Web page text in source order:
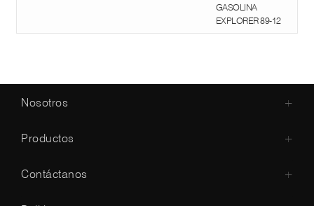
GASOLINA
EXPLORER 89-12
Nosotros +
Productos +
Contáctanos +